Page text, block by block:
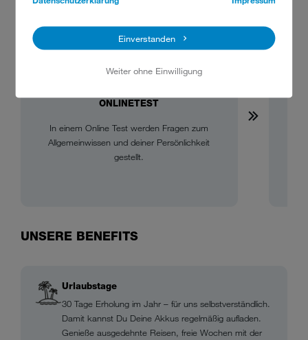
Einverstanden
Weiter ohne Einwilligung
ONLINETEST
In einem Online Test werden Fragen zum
Allgemeinwissen und deiner Persönlichkeit
gestellt.
UNSERE BENEFITS
Urlaubstage
30 Tage Erholung im Jahr – für uns selbstverständlich.
Damit kannst Du Deine Akkus regelmäßig aufladen.
Genieße ausgedehnte Reisen, freie Wochen mit der